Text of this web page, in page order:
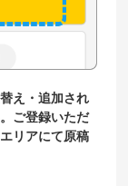
え・追加され
ご登録いただ
リアにて原稿